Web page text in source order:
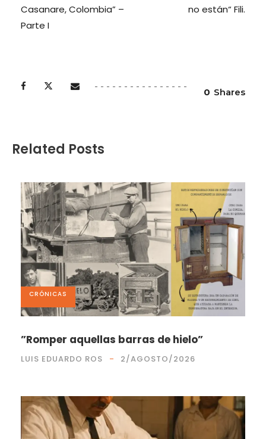
Casanare, Colombia” –
Parte I
no están“ Fili.
0 Shares
Related Posts
CRÓNICAS
”Romper aquellas barras de hielo”
LUIS EDUARDO ROS 2/AGOSTO/2026